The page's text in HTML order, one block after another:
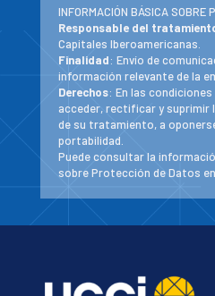
INFORMACIÓN BÁSICA SOBRE
Responsable del
Capitales Iberoamericanas.
Finalidad: Envío de
información relevante de la
Derechos: En las
acceder, rectificar y suprimir
de su tratamiento, a
portabilidad.
Puede consultar la
sobre Protección de Datos